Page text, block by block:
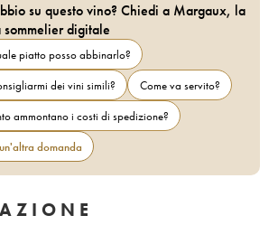
su questo vino? Chiedi a Margaux, la
sommelier digitale
piatto posso abbinarlo?
dei vini simili?
Come va servito?
ammontano i costi di spedizione?
domanda